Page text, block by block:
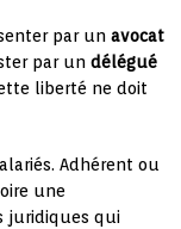
par un avocat
par un délégué
liberté ne doit
Adhérent ou
une
juridiques qui